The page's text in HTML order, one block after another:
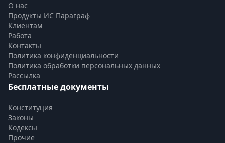
О нас
Продукты ИС Параграф
Клиентам
Работа
Контакты
Политика конфиденциальности
Политика обработки персональных данных
Рассылка
Бесплатные документы
Конституция
Законы
Кодексы
Прочие